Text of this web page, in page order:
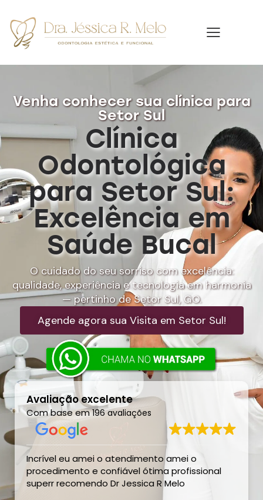
Venha conhecer sua clínica para
Setor Sul
Clínica
Odontológica
para Setor Sul:
Excelência em
Saúde Bucal
O cuidado do seu sorriso com excelência:
qualidade, experiência e tecnologia em harmonia
— pertinho de Setor Sul, GO.
Agende agora sua Visita em Setor Sul!
Avaliação excelente
Com base em196 avaliações
Incrível eu amei o atendimento amei o
procedimento e confiável ótima profissional
superr recomendo Dr Jessica R Melo